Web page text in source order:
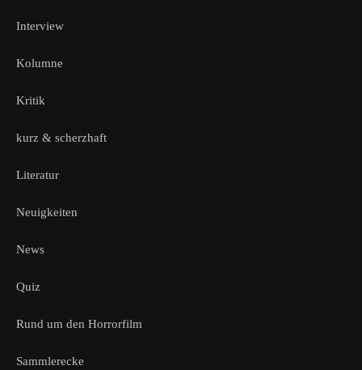
Interview
Kolumne
Kritik
kurz & scherzhaft
Literatur
Neuigkeiten
News
Quiz
Rund um den Horrorfilm
Sammlerecke